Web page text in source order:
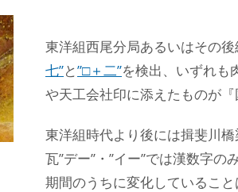
東洋組西尾分局あるいはその
七”と”□＋二”を検出、いずれも
や天工会社印に添えたものが
東洋組時代より後には揖斐川
瓦”デー”・”イー”では漢数字
期間のうちに変化していること